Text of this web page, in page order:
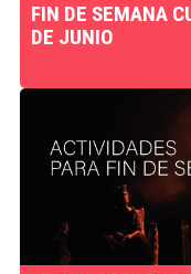
FIN DE SEMANA
DE JUNIO